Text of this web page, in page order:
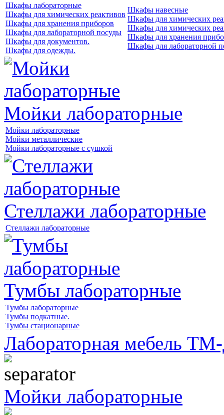
Шкафы лабораторные
Шкафы для химических реактивов
Шкафы для хранения приборов
Шкафы для лабораторной посуды
Шкафы для документов.
Шкафы для одежды.
Шкафы навесные
Шкафы для химических
Шкафы для химических
Шкафы для хранения
Шкафы для лабораторной
Мойки лабораторные
Мойки лабораторные
Мойки металлические
Мойки лабораторные с сушкой
Стеллажи лабораторные
Стеллажи лабораторные
Тумбы лабораторные
Тумбы лабораторные
Тумбы подкатные.
Тумбы стационарные
Лабораторная мебель
Мойки лабораторные